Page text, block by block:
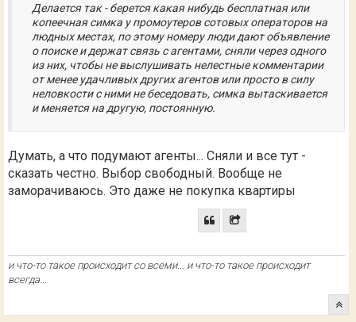
Делается так - берется какая нибудь бесплатная или
копеечная симка у промоутеров сотовых операторов на
людных местах, по этому номеру люди дают объявление
о поиске и держат связь с агентами, сняли через одного
из них, чтобы не выслушивать нелестные комментарии
от менее удачливых других агентов или просто в силу
неловкости с ними не беседовать, симка вытаскивается
и меняется на другую, постоянную.
Думать, а что подумают агенты... Сняли и все тут -
сказать честно. Выбор свободный. Вообще не
заморачиваюсь. Это даже не покупка квартиры
и что-то такое происходит со всеми... и что-то такое происходит
всегда...